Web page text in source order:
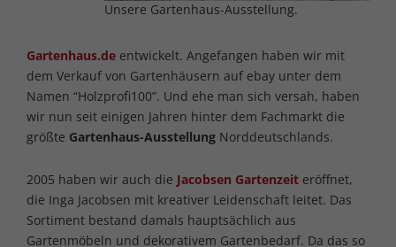
Unsere Gartenhaus-Ausstellung.
Gartenhaus.de entwickelt. Angefangen haben wir mit
dem Verkauf von Gartenhäusern auf ebay unter dem
Namen “Holzprofi100”. Und ehe man sich versah, haben
wir nun seit einigen Jahren hinter dem Fachmarkt die
größte Gartenhaus-Ausstellung Norddeutschlands.
2005 haben wir auch die Jacobsen Gartenzeit eröffnet,
die Inga Jacobsen mit kreativer Leidenschaft leitet. Das
Sortiment bestand damals hauptsächlich aus
Gartenmöbeln und dekorativem Gartenbedarf. Da das so